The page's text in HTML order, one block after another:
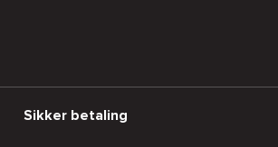
Sikker betaling